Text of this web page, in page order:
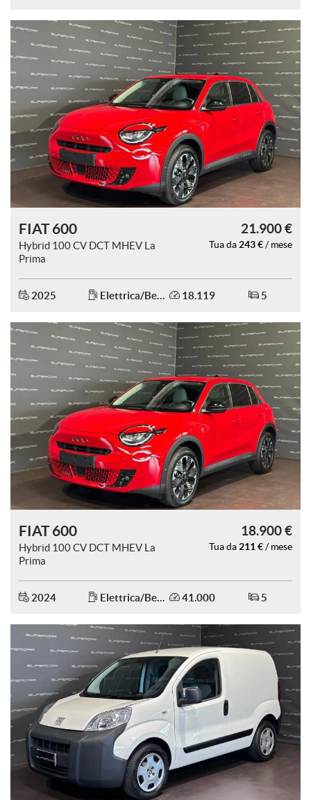
FIAT 600
Hybrid 100 CV DCT MHEV La
Prima
21.900 €
Tua da 243 € / mese
2025 Elettrica/Benzina 18.119 5
FIAT 600
Hybrid 100 CV DCT MHEV La
Prima
18.900 €
Tua da 211 € / mese
2024 Elettrica/Benzina 41.000 5